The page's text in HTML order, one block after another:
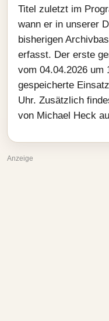
Titel zuletzt im
wann er in unserer
bisherigen
erfasst. Der erste
vom 04.04.2026 um
gespeicherte
Uhr. Zusätzlich
von Michael Heck
Anzeige